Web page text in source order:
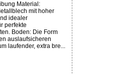
Material:
mit hoher
idealer
perfekte
Boden: Die Form
auslaufsicheren
laufender, extra bre...